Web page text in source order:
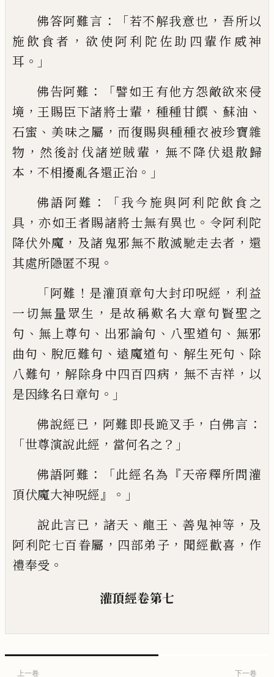
佛答阿難言 ：「若不解我意也 ， 吾所以
施飲食者 ， 欲使阿利陀佐助四輩作威神
耳 。」
佛告阿難 ：「譬如王 有他方怨敵欲來侵
境 ， 王賜臣下諸將士輩 ， 種種甘饌 、 蘇油 、
石蜜 、 美味之屬 ， 而復賜與種種衣被珍寶雜
物 ， 然後討伐諸逆賊輩 ， 無不降伏退散歸
本 ， 不相擾亂各還正治 。」
佛語阿難 ：「我今施與阿利陀飲食之
具 ， 亦如王者賜諸將士無有異也 。 令阿利陀
降伏外魔 ， 及諸 鬼邪無不散滅馳走去者 ， 還
其處所隱匿不現 。
「阿難 ！ 是灌頂章句大封印呪經 ， 利益
一切無量眾生 ， 是故稱歎名 大章句賢聖之
句 、 無上尊句 、 出邪論句 、 八聖道句 、 無邪
曲句 、 脫厄難句 、 遠魔道句 、 解生死句 、 除
八難句 ， 解除身中四百四病 ， 無不吉祥 ， 以
是因緣名曰章句 。」
佛說經已 ， 阿難 即長跪叉手 ， 白佛言 ：
「世尊演說此經 ， 當何名之 ？」
佛語阿難 ：「此經名為 『天帝釋所問灌
頂伏魔大神呪經』。」
說此言已 ， 諸天 、 龍王 、 善鬼神等 ， 及
阿利陀七百眷屬 ， 四部弟子 ， 聞經歡喜 ， 作
禮奉受 。
灌頂經卷第七
上一卷 下一卷